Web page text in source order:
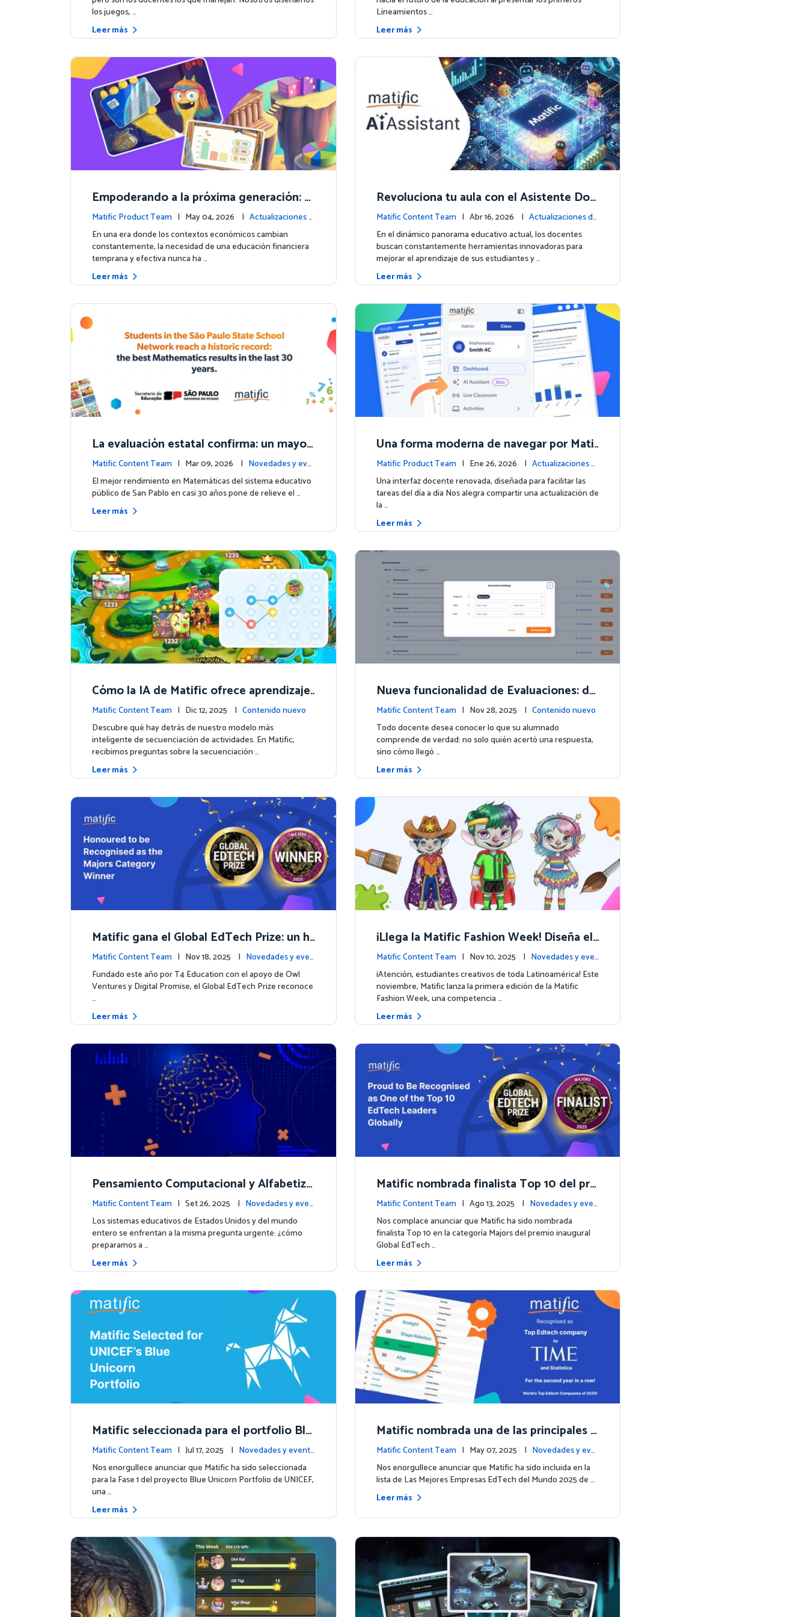
los juegos, …
Leer más
Lineamientos …
Leer más
Empoderando a la próxima generación: M
atific lanza un curso integral de Educació
n Financiera
Matific Product Team | May 04, 2026 | Actualizaciones d
e la plataforma
En una era donde los contextos económicos cambian
constantemente, la necesidad de una educación financiera
temprana y efectiva nunca ha …
Leer más
Revoluciona tu aula con el Asistente Doc
ente impulsado por IA de Matific
Matific Content Team | Abr 16, 2026 | Actualizaciones de
la plataforma
En el dinámico panorama educativo actual, los docentes
buscan constantemente herramientas innovadoras para
mejorar el aprendizaje de sus estudiantes y …
Leer más
La evaluación estatal confirma: un mayor
uso de Matific se asocia con mejores res
ultados en matemáticas
Matific Content Team | Mar 09, 2026 | Novedades y eve
ntos
El mejor rendimiento en Matemáticas del sistema educativo
público de San Pablo en casi 30 años pone de relieve el …
Leer más
Una forma moderna de navegar por Matif
ic
Matific Product Team | Ene 26, 2026 | Actualizaciones d
e la plataforma
Una interfaz docente renovada, diseñada para facilitar las
tareas del día a día Nos alegra compartir una actualización de
la …
Leer más
Cómo la IA de Matific ofrece aprendizaje
personalizado en la Isla de Aventuras
Matific Content Team | Dic 12, 2025 | Contenido nuevo
Descubre qué hay detrás de nuestro modelo más
inteligente de secuenciación de actividades. En Matific,
recibimos preguntas sobre la secuenciación …
Leer más
Nueva funcionalidad de Evaluaciones: de
scubre lo que tus estudiantes realmente
saben
Matific Content Team | Nov 28, 2025 | Contenido nuevo
Todo docente desea conocer lo que su alumnado
comprende de verdad: no solo quién acertó una respuesta,
sino cómo llegó …
Leer más
Matific gana el Global EdTech Prize: un hi
to para la educación digital en matemátic
as
Matific Content Team | Nov 18, 2025 | Novedades y even
tos
Fundado este año por T4 Education con el apoyo de Owl
Ventures y Digital Promise, el Global EdTech Prize reconoce
…
Leer más
¡Llega la Matific Fashion Week! Diseña el
próximo look de nuestros personajes
Matific Content Team | Nov 10, 2025 | Novedades y eve
ntos
¡Atención, estudiantes creativos de toda Latinoamérica! Este
noviembre, Matific lanza la primera edición de la Matific
Fashion Week, una competencia …
Leer más
Pensamiento Computacional y Alfabetiza
ción en Datos: Por qué las Matemáticas d
eben liderar el camino
Matific Content Team | Set 26, 2025 | Novedades y even
tos
Los sistemas educativos de Estados Unidos y del mundo
entero se enfrentan a la misma pregunta urgente: ¿cómo
preparamos a …
Leer más
Matific nombrada finalista Top 10 del pre
mio inaugural Global EdTech Prize
Matific Content Team | Ago 13, 2025 | Novedades y even
tos
Nos complace anunciar que Matific ha sido nombrada
finalista Top 10 en la categoría Majors del premio inaugural
Global EdTech …
Leer más
Matific seleccionada para el portfolio Blu
e Unicorn de UNICEF: Comienza una nuev
a etapa
Matific Content Team | Jul 17, 2025 | Novedades y event
os
Nos enorgullece anunciar que Matific ha sido seleccionada
para la Fase 1 del proyecto Blue Unicorn Portfolio de UNICEF,
una …
Leer más
Matific nombrada una de las principales e
mpresas EdTech del mundo por TIME en
2025
Matific Content Team | May 07, 2025 | Novedades y eve
ntos
Nos enorgullece anunciar que Matific ha sido incluida en la
lista de Las Mejores Empresas EdTech del Mundo 2025 de …
Leer más